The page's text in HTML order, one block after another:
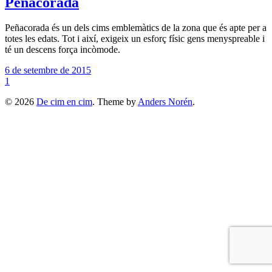
Peñacorada és un dels cims emblemàtics de la zona que és apte per a
totes les edats. Tot i així, exigeix un esforç físic gens menyspreable i
té un descens força incòmode.
6 de setembre de 2015
1
© 2026 De cim en cim. Theme byAnders Norén.